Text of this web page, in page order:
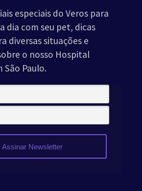
especiais do Veros para
dia com seu pet, dicas
diversas situações e
o nosso Hospital
Paulo.
Assinar Newsletter